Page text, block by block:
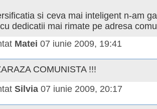
si ceva mai inteligent n-am
dedicatii mai rimate pe adresa
Matei 07 iunie 2009, 19:41
COMUNISTA !!!
Silvia 07 iunie 2009, 20:17